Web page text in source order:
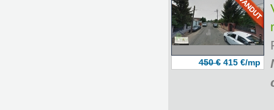
450 € 415 €/mp